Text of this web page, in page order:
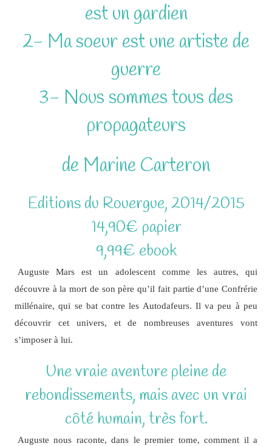
est un gardien
2- Ma soeur est une artiste de
guerre
3- Nous sommes tous des
propagateurs
de Marine Carteron
Editions du Rouergue, 2014/2015
14,90€ papier
9,99€ ebook
Auguste Mars est un adolescent comme les autres, qui
découvre à la mort de son père qu’il fait partie d’une Confrérie
millénaire, qui se bat contre les Autodafeurs. Il va peu à peu
découvrir cet univers, et de nombreuses aventures vont
s’imposer à lui.
Une vraie aventure pleine de
rebondissements, mais avec un vrai
côté humain, très fort.
Auguste nous raconte, dans le premier tome, comment il a